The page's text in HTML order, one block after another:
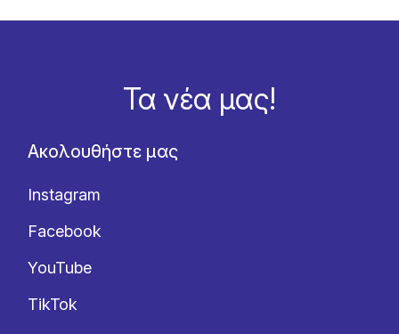
Τα νέα μας!
Ακολουθήστε μας
Instagram
Facebook
YouTube
TikTok